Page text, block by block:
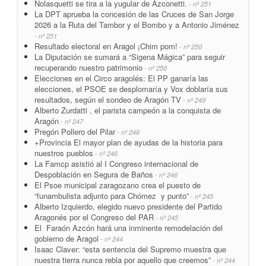
Nolasquetti se tira a la yugular de Azconetti. - nº 251
La DPT aprueba la concesión de las Cruces de San Jorge
2026 a la Ruta del Tambor y el Bombo y a Antonio Jiménez
- nº 251
Resultado electoral en Aragol ¡Chim pom! - nº 250
La Diputación se sumará a “Sigena Mágica” para seguir
recuperando nuestro patrimonio - nº 250
Elecciones en el Circo aragolés: El PP ganaría las
elecciones, el PSOE se desplomaría y Vox doblaría sus
resultados, según el sondeo de Aragón TV - nº 249
Alberto Zurdatti , el parista campeón a la conquista de
Aragón - nº 247
Pregón Pollero del Pilar- nº 246
+Provincia El mayor plan de ayudas de la historia para
nuestros pueblos - nº 246
La Famcp asistió al I Congreso internacional de
Despoblación en Segura de Baños - nº 246
El Psoe municipal zaragozano crea el puesto de
“funambulista adjunto para Chómez y punto” - nº 245
Alberto Izquierdo, elegido nuevo presidente del Partido
Aragonés por el Congreso del PAR - nº 245
El Faraón Azcón hará una inminente remodelación del
gobierno de Aragol - nº 244
Isaac Claver: “esta sentencia del Supremo muestra que
nuestra tierra nunca rebla por aquello que creemos” - nº 244